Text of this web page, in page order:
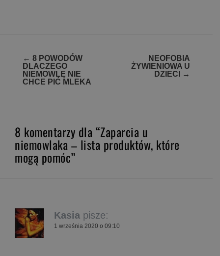
Zobacz
wpisy
← 8 POWODÓW
DLACZEGO
NIEMOWLĘ NIE
CHCE PIĆ MLEKA
NEOFOBIA
ŻYWIENIOWA U
DZIECI
→
8 komentarzy dla “Zaparcia u
niemowlaka – lista produktów, które
mogą pomóc”
Kasia pisze:
1 września 2020 o 09:10